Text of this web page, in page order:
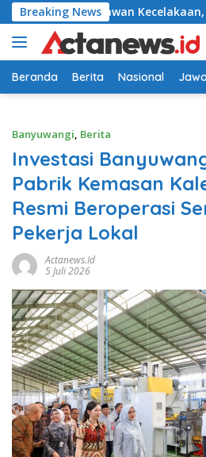
Langsung
ke
konten
Breaking News
Titik Rawan Kecelakaan, Edukasi
Beranda Berita Nasional
Banyuwangi, Berita
Investasi
Pabrik Kemasan
Resmi Beroperasi
Pekerja Lokal
Actanews.id
5 Juli 2026